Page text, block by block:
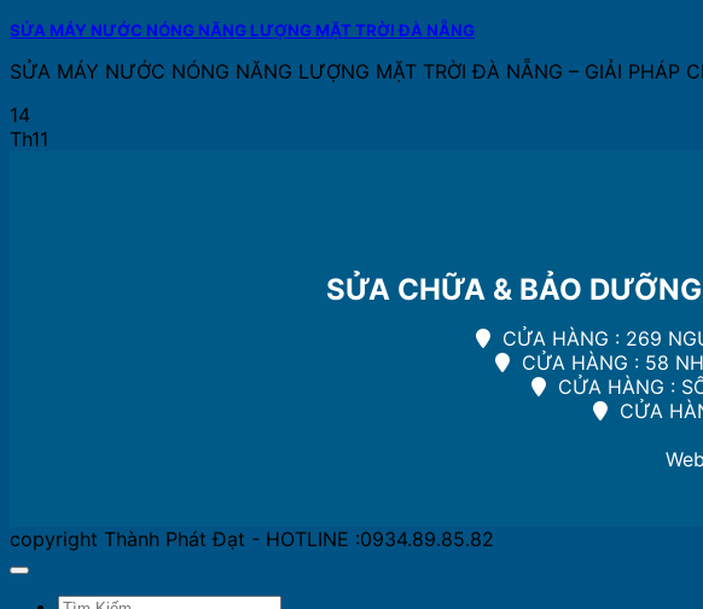
SỬA MÁY NƯỚC NÓNG NĂNG LƯỢNG MẶT TRỜI ĐÀ NẴNG
SỬA MÁY NƯỚC NÓNG NĂNG LƯỢNG MẶT TRỜI ĐÀ NẴNG – GIẢI PHÁP
14
Th11
SỬA CHỮA & BẢO
CỬA HÀNG : 269
CỬA HÀNG : 58
CỬA HÀNG :
CỬA
copyright Thành Phát Đạt - HOTLINE :0934.89.85.82